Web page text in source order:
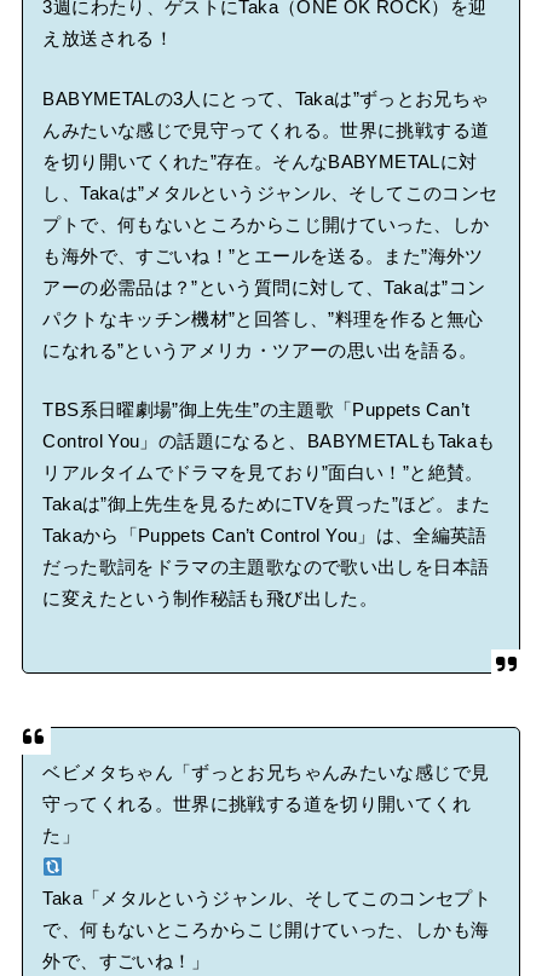
3週にわたり、ゲストにTaka（ONE OK ROCK）を迎
え放送される！
BABYMETALの3人にとって、Takaは”ずっとお兄ちゃ
んみたいな感じで見守ってくれる。世界に挑戦する道
を切り開いてくれた”存在。そんなBABYMETALに対
し、Takaは”メタルというジャンル、そしてこのコンセ
プトで、何もないところからこじ開けていった、しか
も海外で、すごいね！”とエールを送る。また”海外ツ
アーの必需品は？”という質問に対して、Takaは”コン
パクトなキッチン機材”と回答し、”料理を作ると無心
になれる”というアメリカ・ツアーの思い出を語る。
TBS系日曜劇場”御上先生”の主題歌「Puppets Can’t
Control You」の話題になると、BABYMETALもTakaも
リアルタイムでドラマを見ており”面白い！”と絶賛。
Takaは”御上先生を見るためにTVを買った”ほど。また
Takaから「Puppets Can’t Control You」は、全編英語
だった歌詞をドラマの主題歌なので歌い出しを日本語
に変えたという制作秘話も飛び出した。
ベビメタちゃん「ずっとお兄ちゃんみたいな感じで見
守ってくれる。世界に挑戦する道を切り開いてくれ
た」
Taka「メタルというジャンル、そしてこのコンセプト
で、何もないところからこじ開けていった、しかも海
外で、すごいね！」